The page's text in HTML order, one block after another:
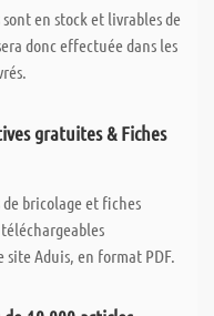
en stock et livrables de
donc effectuée dans les
gratuites & Fiches
de bricolage et fiches
Aduis, en format PDF.